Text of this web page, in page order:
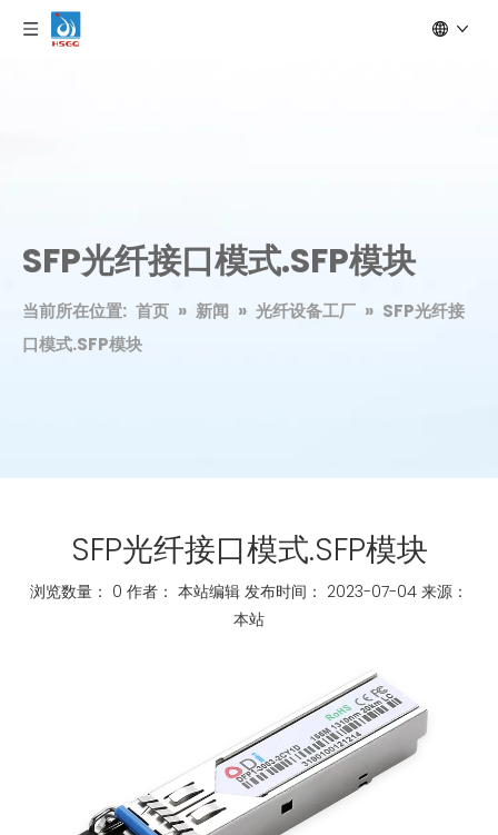
SFP光纤接口模式.SFP模块
当前所在位置: 首页 » 新闻 » 光纤设备工厂 » SFP光纤接
口模式.SFP模块
SFP光纤接口模式.SFP模块
浏览数量： 0 作者： 本站编辑 发布时间： 2023-07-04 来源：
本站